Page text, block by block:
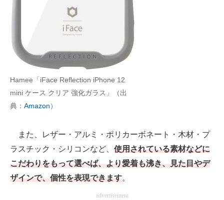
Hamee「iFace Reflection iPhone 12
mini ケース クリア 強化ガラス」（出
典： Amazon）
また、レザー・アルミ・ポリカーボネート・木材・プ
ラスチック・シリコンなど、 使用されている素材などに
こだわりをもって選べば、より愛着も沸き、見た目やデ
ザインで、個性を表現できます。
advertisement